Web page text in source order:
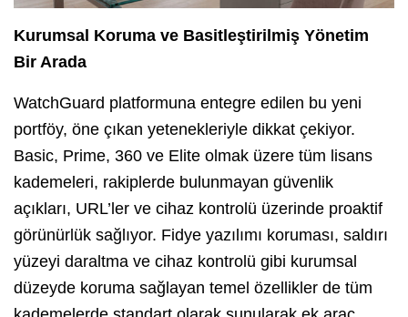
Kurumsal Koruma ve Basitleştirilmiş Yönetim
Bir Arada
WatchGuard platformuna entegre edilen bu yeni
portföy, öne çıkan yetenekleriyle dikkat çekiyor.
Basic, Prime, 360 ve Elite olmak üzere tüm lisans
kademeleri, rakiplerde bulunmayan güvenlik
açıkları, URL’ler ve cihaz kontrolü üzerinde proaktif
görünürlük sağlıyor. Fidye yazılımı koruması, saldırı
yüzeyi daraltma ve cihaz kontrolü gibi kurumsal
düzeyde koruma sağlayan temel özellikler de tüm